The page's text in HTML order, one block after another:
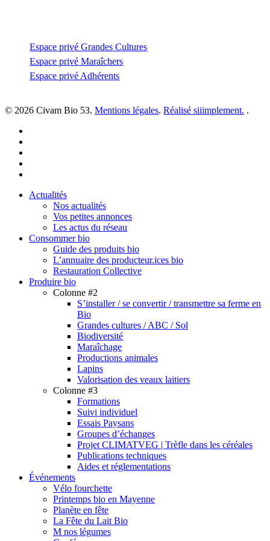
Espace privé Grandes Cultures
Espace privé Maraîchers
Espace privé Adhérents
© 2026 Civam Bio 53. Mentions légales. Réalisé siiimplement. .
Close
Actualités
Nos actualités
Vos petites annonces
Les actus du réseau
Consommer bio
Guide des produits bio
L’annuaire des producteur.ices bio
Restauration Collective
Produire bio
Colonne #2
S’installer / se convertir / transmettre sa ferme en
Bio
Grandes cultures / ABC / Sol
Biodiversité
Maraîchage
Productions animales
Lapins
Valorisation des veaux laitiers
Colonne #3
Formations
Suivi individuel
Essais Paysans
Groupes d’échanges
Projet CLIMATVEG | Trèfle dans les céréales
Publications techniques
Aides et réglementations
Événements
Vélo fourchette
Printemps bio en Mayenne
Planète en fête
La Fête du Lait Bio
M nos légumes